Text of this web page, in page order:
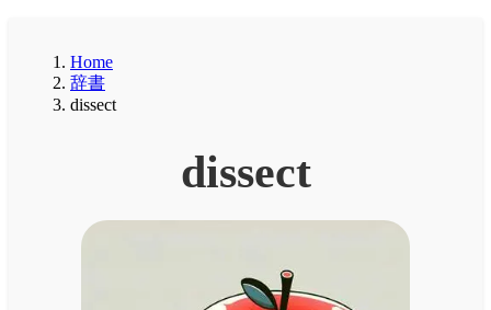
Home
辞書
dissect
dissect